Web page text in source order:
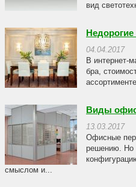
вид
04.04.2017
В интернет-
бра,
Виды
13.03.2017
Офисные
решению. Но
смыслом и...